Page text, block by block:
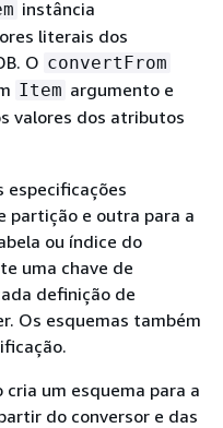
instância
literais dos
O convertFrom
Item argumento e
valores dos atributos
especificações
partição e outra para a
ou índice do
uma chave de
definição de
Os esquemas também
um esquema para a
do conversor e das